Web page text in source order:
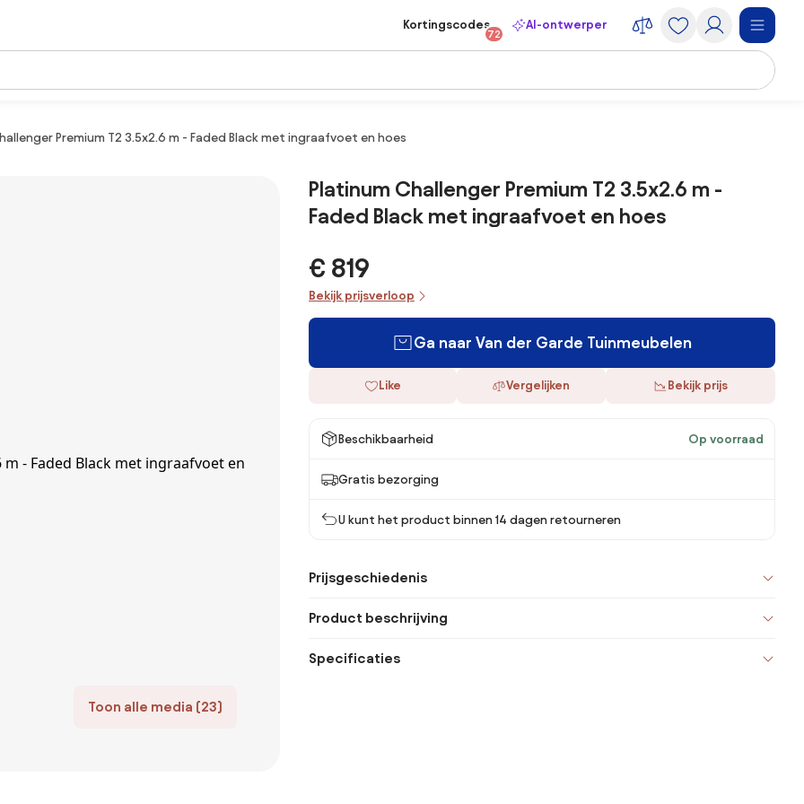
Kortingscodes
72
AI-ontwerper
Premium T2 3.5x2.6 m - Faded Black met ingraafvoet en hoes
Toon alle media (23)
Platinum Challenger Premium T2 3.5x2.6 m -
Faded Black met ingraafvoet en hoes
€ 819
Bekijk prijsverloop
Ga naar Van der Garde Tuinmeubelen
Like Vergelijken Bekijk prijs
Beschikbaarheid Op voorraad
Gratis bezorging
U kunt het product binnen 14 dagen retourneren
Prijsgeschiedenis
Product beschrijving
Specificaties